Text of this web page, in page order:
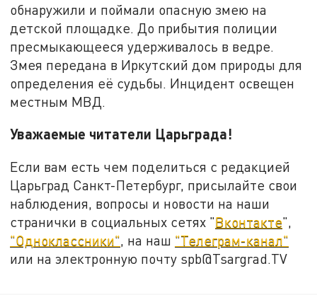
обнаружили и поймали опасную змею на
детской площадке. До прибытия полиции
пресмыкающееся удерживалось в ведре.
Змея передана в Иркутский дом природы для
определения её судьбы. Инцидент освещен
местным МВД.
Уважаемые читатели Царьграда!
Если вам есть чем поделиться с редакцией
Царьград Санкт-Петербург, присылайте свои
наблюдения, вопросы и новости на наши
странички в социальных сетях "Вконтакте",
"Одноклассники", на наш "Телеграм-канал"
или на электронную почту spb@Tsargrad.TV